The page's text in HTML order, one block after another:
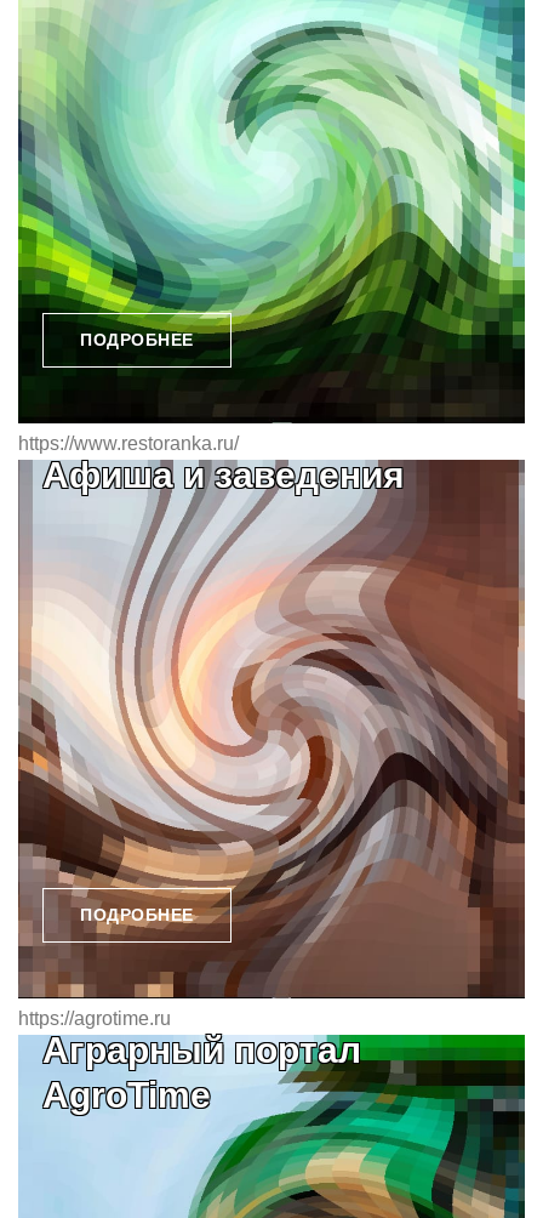
ПОДРОБНЕЕ
https://www.restoranka.ru/
Афиша и заведения
ПОДРОБНЕЕ
https://agrotime.ru
Аграрный портал
AgroTime